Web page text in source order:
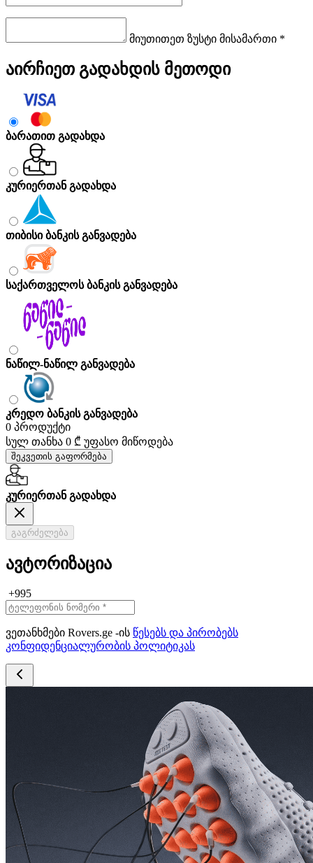
მიუთითეთ ზუსტი მისამართი *
აირჩიეთ გადახდის მეთოდი
ბარათით გადახდა
კურიერთან გადახდა
თიბისი ბანკის განვადება
საქართველოს ბანკის განვადება
ნაწილ-ნაწილ განვადება
კრედო ბანკის განვადება
0 პროდუქტი
სულ თანხა 0 ₾ უფასო მიწოდება
შეკვეთის გაფორმება
კურიერთან გადახდა
გაგრძელება
ავტორიზაცია
+995
ვეთანხმები Rovers.ge -ის წესებს და პირობებს
კონფიდენციალურობის პოლიტიკას